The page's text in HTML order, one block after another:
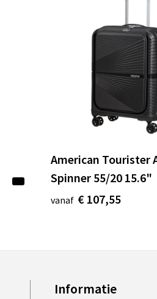
American Tourister
Spinner 55/20 15.6"
vanaf € 107,55
Informatie